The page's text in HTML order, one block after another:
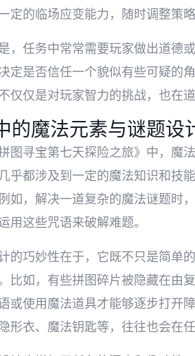
定的临场应变能力，随时调整策
，任务中常常需要玩家做出道德
定是否信任一个貌似有些可疑的
仅仅是对玩家智力的挑战，也在
的魔法元素与谜题设
图寻宝第七天探险之旅》中，魔
乎都涉及到一定的魔法知识和技
如，解决一道复杂的魔法谜题时
用这些咒语来破解难题。
的巧妙性在于，它既不只是简单
比如，有些拼图碎片被隐藏在由
或使用魔法道具才能够逐步打开
形衣、魔法钥匙等，往往也会在